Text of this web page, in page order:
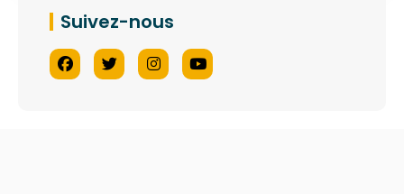
Suivez-nous